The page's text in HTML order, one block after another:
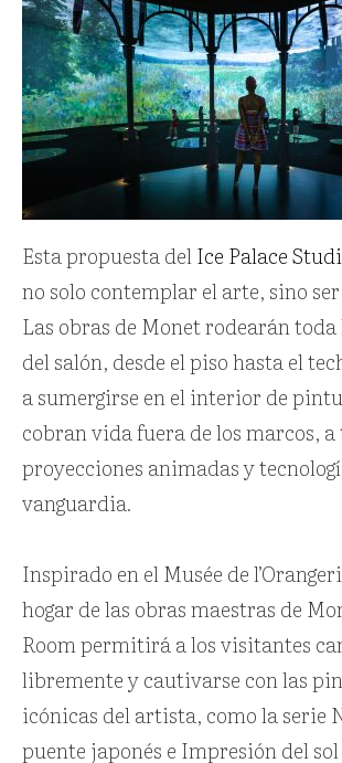
Esta propuesta delIce Palace
no solo contemplar el arte, sino
Las obras de Monet rodearán
del salón, desde el piso hasta el
a sumergirse en el interior de
cobran vida fuera de los marcos, a
proyecciones animadas y
vanguardia.
Inspirado en el Musée de
hogar de las obras maestras de
Room permitirá a los visitantes
libremente y cautivarse con las
icónicas del artista, como la serie
puente japonés e Impresión del